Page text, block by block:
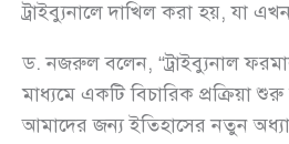
ট্রাইব্যুনালে দাখিল করা হয়, যা
ড. নজরুল বলেন, “ট্রাইব্যুনাল
মাধ্যমে একটি বিচারিক প্রক্রিয়া
আমাদের জন্য ইতিহাসের নতুন